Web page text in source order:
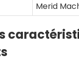
Merid